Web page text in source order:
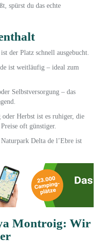
spürst du das echte
der Platz schnell ausgebucht.
ist weitläufig – ideal zum
Selbstversorgung – das
Herbst ist es ruhiger, die
oft günstiger.
Delta de l’Ebre ist
Montroig: Wir